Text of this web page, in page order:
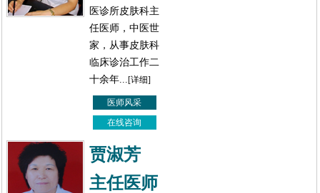
医诊所皮肤科主
任医师，中医世
家，从事皮肤科
临床诊治工作二
十余年... [详细]
医师风采
在线咨询
贾淑芳
主任医师